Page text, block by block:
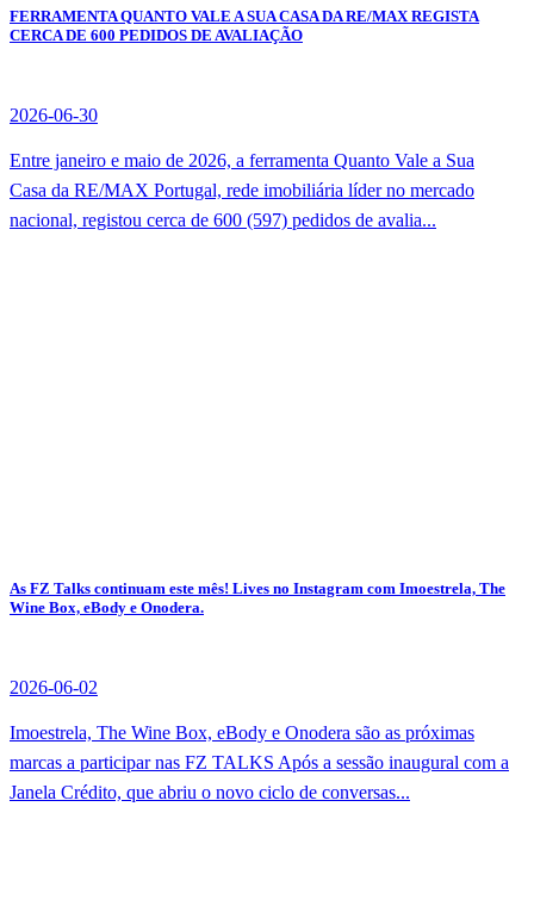
FERRAMENTA QUANTO VALE A SUA CASA DA RE/MAX REGISTA
CERCA DE 600 PEDIDOS DE AVALIAÇÃO
2026-06-30
Entre janeiro e maio de 2026, a ferramenta Quanto Vale a Sua
Casa da RE/MAX Portugal, rede imobiliária líder no mercado
nacional, registou cerca de 600 (597) pedidos de avalia...
As FZ Talks continuam este mês! Lives no Instagram com Imoestrela, The
Wine Box, eBody e Onodera.
2026-06-02
Imoestrela, The Wine Box, eBody e Onodera são as próximas
marcas a participar nas FZ TALKS Após a sessão inaugural com a
Janela Crédito, que abriu o novo ciclo de conversas...